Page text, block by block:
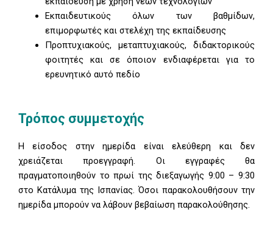
Εκπαιδευτικούς όλων των βαθμίδων,
επιμορφωτές και στελέχη της εκπαίδευσης
Προπτυχιακούς, μεταπτυχιακούς, διδακτορικούς
φοιτητές και σε όποιον ενδιαφέρεται για το
ερευνητικό αυτό πεδίο
Τρόπος συμμετοχής
Η είσοδος στην ημερίδα είναι ελεύθερη και δεν
χρειάζεται προεγγραφή. Οι εγγραφές θα
πραγματοποιηθούν το πρωί της διεξαγωγής 9:00 – 9:30
στο Κατάλυμα της Ισπανίας. Όσοι παρακολουθήσουν την
ημερίδα μπορούν να λάβουν βεβαίωση παρακολούθησης.